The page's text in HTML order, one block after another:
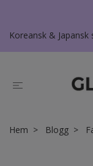
Koreansk &
Hem Blogg